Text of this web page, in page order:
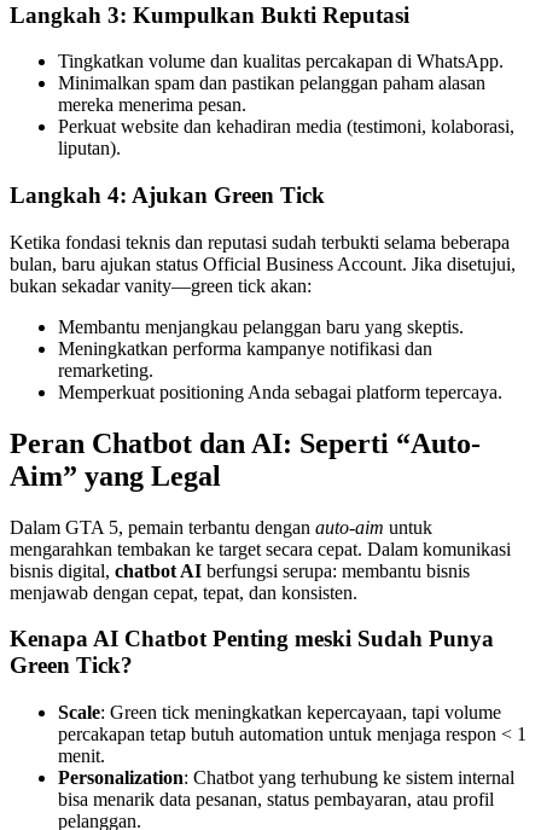
Langkah 3: Kumpulkan Bukti Reputasi
Tingkatkan volume dan kualitas percakapan di WhatsApp.
Minimalkan spam dan pastikan pelanggan paham alasan
mereka menerima pesan.
Perkuat website dan kehadiran media (testimoni, kolaborasi,
liputan).
Langkah 4: Ajukan Green Tick
Ketika fondasi teknis dan reputasi sudah terbukti selama beberapa
bulan, baru ajukan status Official Business Account. Jika disetujui,
bukan sekadar vanity—green tick akan:
Membantu menjangkau pelanggan baru yang skeptis.
Meningkatkan performa kampanye notifikasi dan
remarketing.
Memperkuat positioning Anda sebagai platform tepercaya.
Peran Chatbot dan AI: Seperti “Auto-
Aim” yang Legal
Dalam GTA 5, pemain terbantu dengan auto-aim untuk
mengarahkan tembakan ke target secara cepat. Dalam komunikasi
bisnis digital, chatbot AI berfungsi serupa: membantu bisnis
menjawab dengan cepat, tepat, dan konsisten.
Kenapa AI Chatbot Penting meski Sudah Punya
Green Tick?
Scale: Green tick meningkatkan kepercayaan, tapi volume
percakapan tetap butuh automation untuk menjaga respon < 1
menit.
Personalization: Chatbot yang terhubung ke sistem internal
bisa menarik data pesanan, status pembayaran, atau profil
pelanggan.